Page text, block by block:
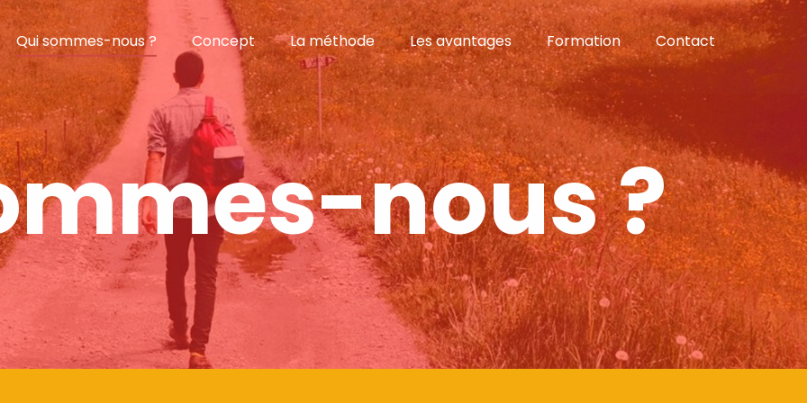
Qui sommes-nous ? Concept La méthode Les avantages Formation Contact
nous ?